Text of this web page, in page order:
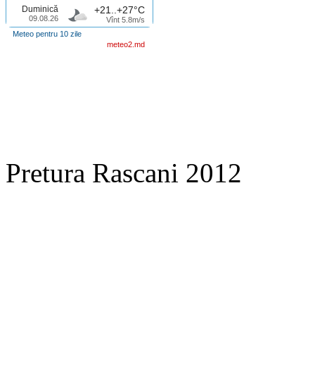
Duminică
09.08.26
+21..+27°C
Vînt 5.8m/s
Meteo pentru 10 zile
meteo2.md
Pretura Rascani 2012